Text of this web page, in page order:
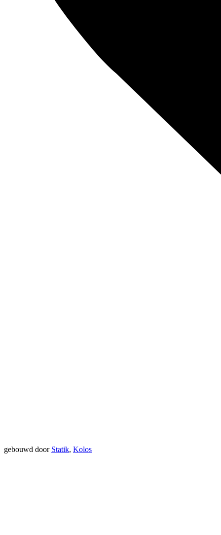
gebouwd door Statik, Kolos